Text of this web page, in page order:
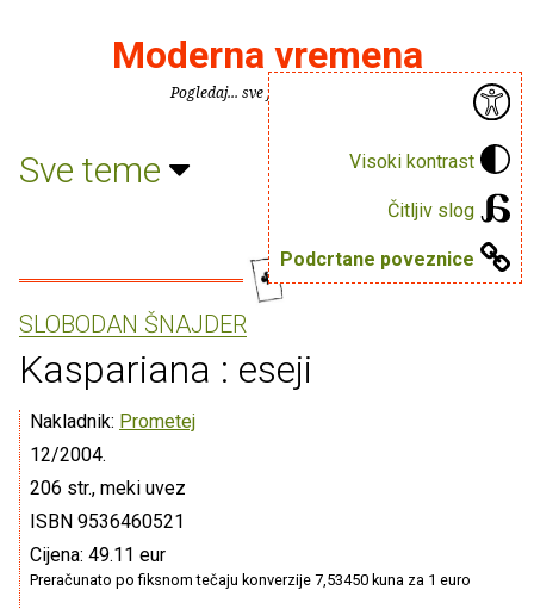
Visoki kontrast
Čitljiv slog
Podcrtane poveznice
Moderna vremena
Pogledaj... sve je puno knjiga.
Sve teme
SLOBODAN ŠNAJDER
Kaspariana : eseji
Nakladnik: Prometej
12/2004.
206 str., meki uvez
ISBN 9536460521
Cijena: 49.11 eur
Preračunato po fiksnom tečaju konverzije 7,53450 kuna za 1 euro